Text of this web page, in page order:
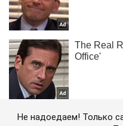
Не надоедаем! Только